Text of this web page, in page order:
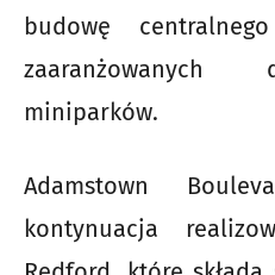
budowę
zaaranżowanych
miniparków.
Adamstown
kontynuacja